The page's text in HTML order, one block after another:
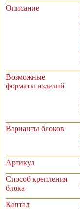
ассортимент
Описание
Возможные
форматы изделий
Варианты блоков
Артикул
Способ крепления
блока
Каптал